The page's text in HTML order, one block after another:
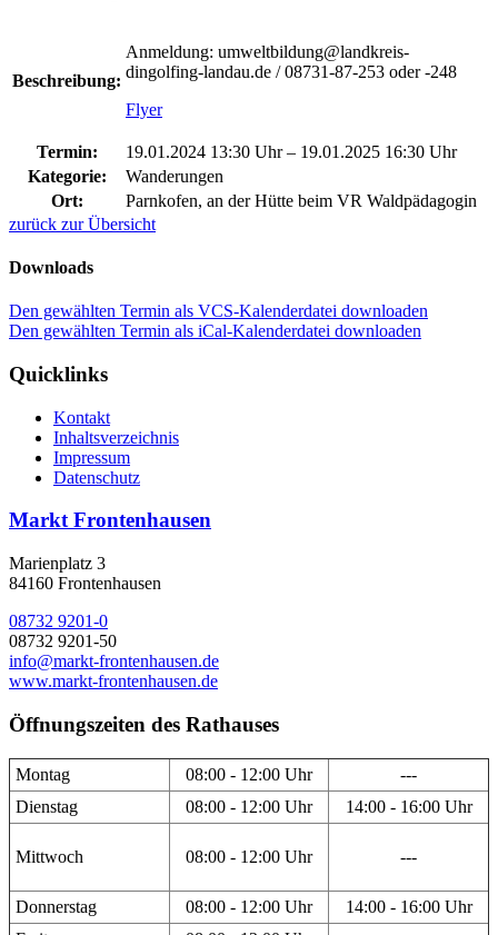
Beschreibung:
Anmeldung: umweltbildung@landkreis-
dingolfing-landau.de / 08731-87-253 oder -248
Flyer
Termin: 19.01.2024 13:30 Uhr– 19.01.2025 16:30 Uhr
Kategorie:
Wanderungen
Ort:
Parnkofen, an der Hütte beim VR Waldpädagogin
zurück zur Übersicht
Downloads
Den gewählten Termin als VCS-Kalenderdatei downloaden
Den gewählten Termin als iCal-Kalenderdatei downloaden
Quicklinks
Kontakt
Inhaltsverzeichnis
Impressum
Datenschutz
Markt Frontenhausen
Marienplatz 3
84160 Frontenhausen
08732 9201-0
08732 9201-50
info@markt-frontenhausen.de
www.markt-frontenhausen.de
Öffnungszeiten des Rathauses
Montag 08:00 - 12:00 Uhr
---
Dienstag
08:00 - 12:00 Uhr 14:00 - 16:00 Uhr
Mittwoch 08:00 - 12:00 Uhr ---
Donnerstag 08:00 - 12:00 Uhr
14:00 - 16:00 Uhr